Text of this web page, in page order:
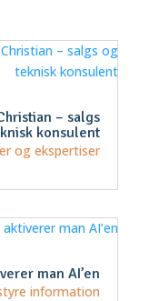
– salgs
konsulent
og ekspertiser
man AI’en
information